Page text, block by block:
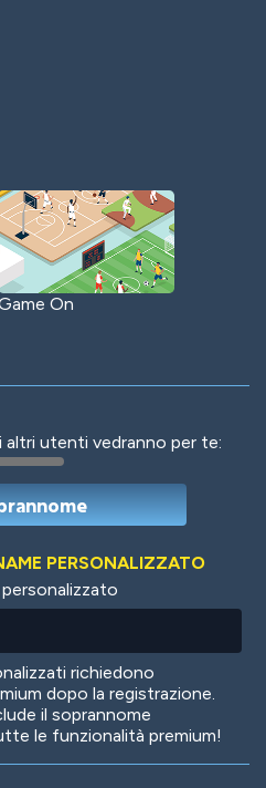
On
Cats
utenti vedranno per te:
PERSONALIZZATO
richiedono
dopo la registrazione.
il soprannome
le funzionalità premium!